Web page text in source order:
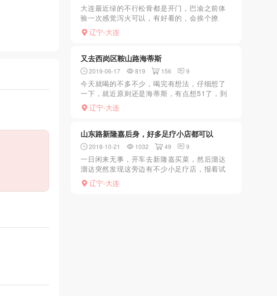
大连最近绿的不行松骨都是开门，巴渝之前体
验一次感觉泻火可以，有好看的，会挨个撩
你，看上哪个就走，有的会跟你说好多，还是
得自己看，希望早点不绿，各位可以体验一下
辽宁-大连
又去西岗区鞍山路海蒂斯
2019-06-17 819 156 9
今天就喝的不多不少，喝完有想法，仔细想了
一下，就近原则还是海蒂斯，有点想51了，到
了洗完一问51号还有印象中有狼友推荐过的29
都不在，无奈已经箭在弦上了，上楼选了5次，
辽宁-大连
山东路新隆嘉后身，好多足疗小店都可以
2018-10-21 1032 49 9
一日闲来无事，开车去新隆嘉买菜，然后溜达
溜达突然发现这旁边有不少小足疗店，报着试
试看的态度找了一家进去看了一下，具体名字
不记得了（后来这附近陆续又考察了几家，还
辽宁-大连